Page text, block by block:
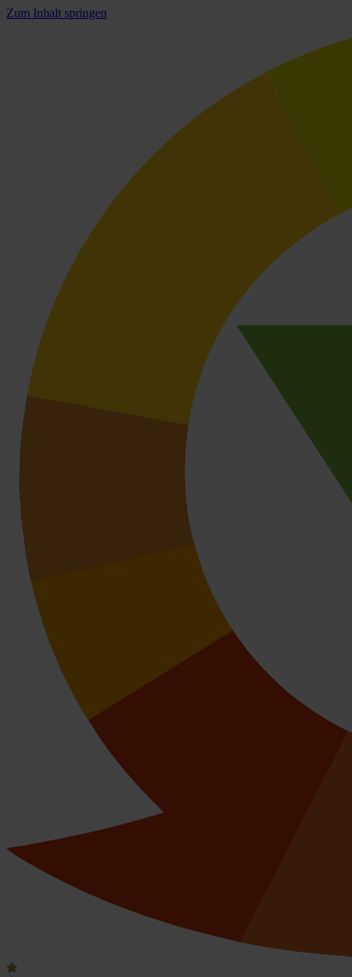
Zum Inhalt springen